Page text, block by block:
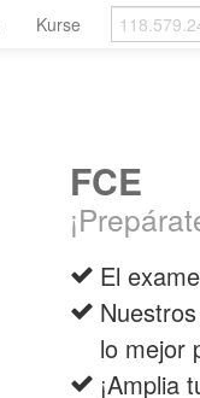
Kurse
FCE
El
lo mejor
¡Amplia